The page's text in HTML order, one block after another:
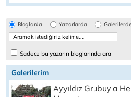
Bloglarda Yazarlarda Galerilerde
Sadece bu yazarın bloglarında ara
Galerilerim
Ayyıldız Grubuyla